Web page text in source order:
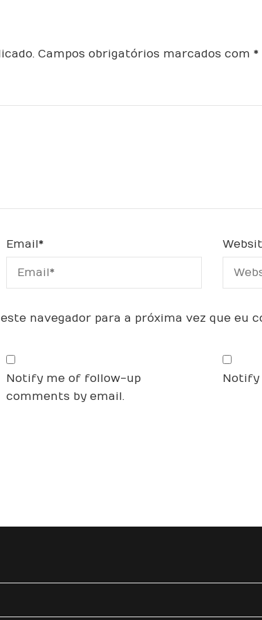
Campos obrigatórios marcados com *
Email*
navegador para a próxima vez que eu
Notify me of follow-up
comments by email.
Notify